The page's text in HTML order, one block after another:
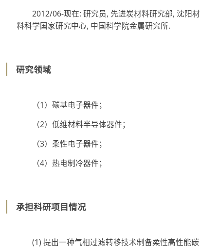
2012/06-现在: 研究员, 先进炭材料研究部, 沈阳材
料科学国家研究中心, 中国科学院金属研究所.
研究领域
（1）碳基电子器件；
（2）低维材料半导体器件；
（3）柔性电子器件；
（4）热电制冷器件；
承担科研项目情况
(1) 提出一种气相过滤转移技术制备柔性高性能碳